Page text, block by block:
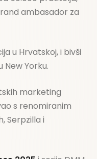
ambasador za
u Hrvatskoj, i bivši
New Yorku.
marketing
s renomiranim
Serpzilla i